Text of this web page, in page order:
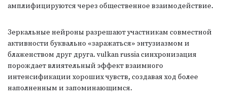
амплифицируются через общественное взаимодействие.
Зеркальные нейроны разрешают участникам совместной
активности буквально «заражаться» энтузиазмом и
блаженством друг друга. vulkan russia синхронизация
порождает влиятельный эффект взаимного
интенсификации хороших чувств, создавая ход более
наполненным и запоминающимся.